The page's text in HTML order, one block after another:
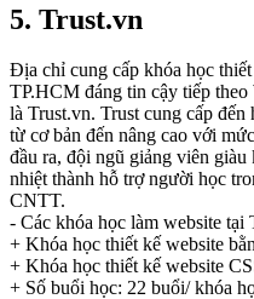
5. Trust.vn
Địa chỉ cung cấp khóa học
TP.HCM đáng tin cậy tiếp
là Trust.vn. Trust cung cấp
từ cơ bản đến nâng cao với
đầu ra, đội ngũ giảng viên
nhiệt thành hỗ trợ người học
CNTT.
- Các khóa học làm website tại
+ Khóa học thiết kế website
+ Khóa học thiết kế website
+ Số buổi học: 22 buổi/ khóa